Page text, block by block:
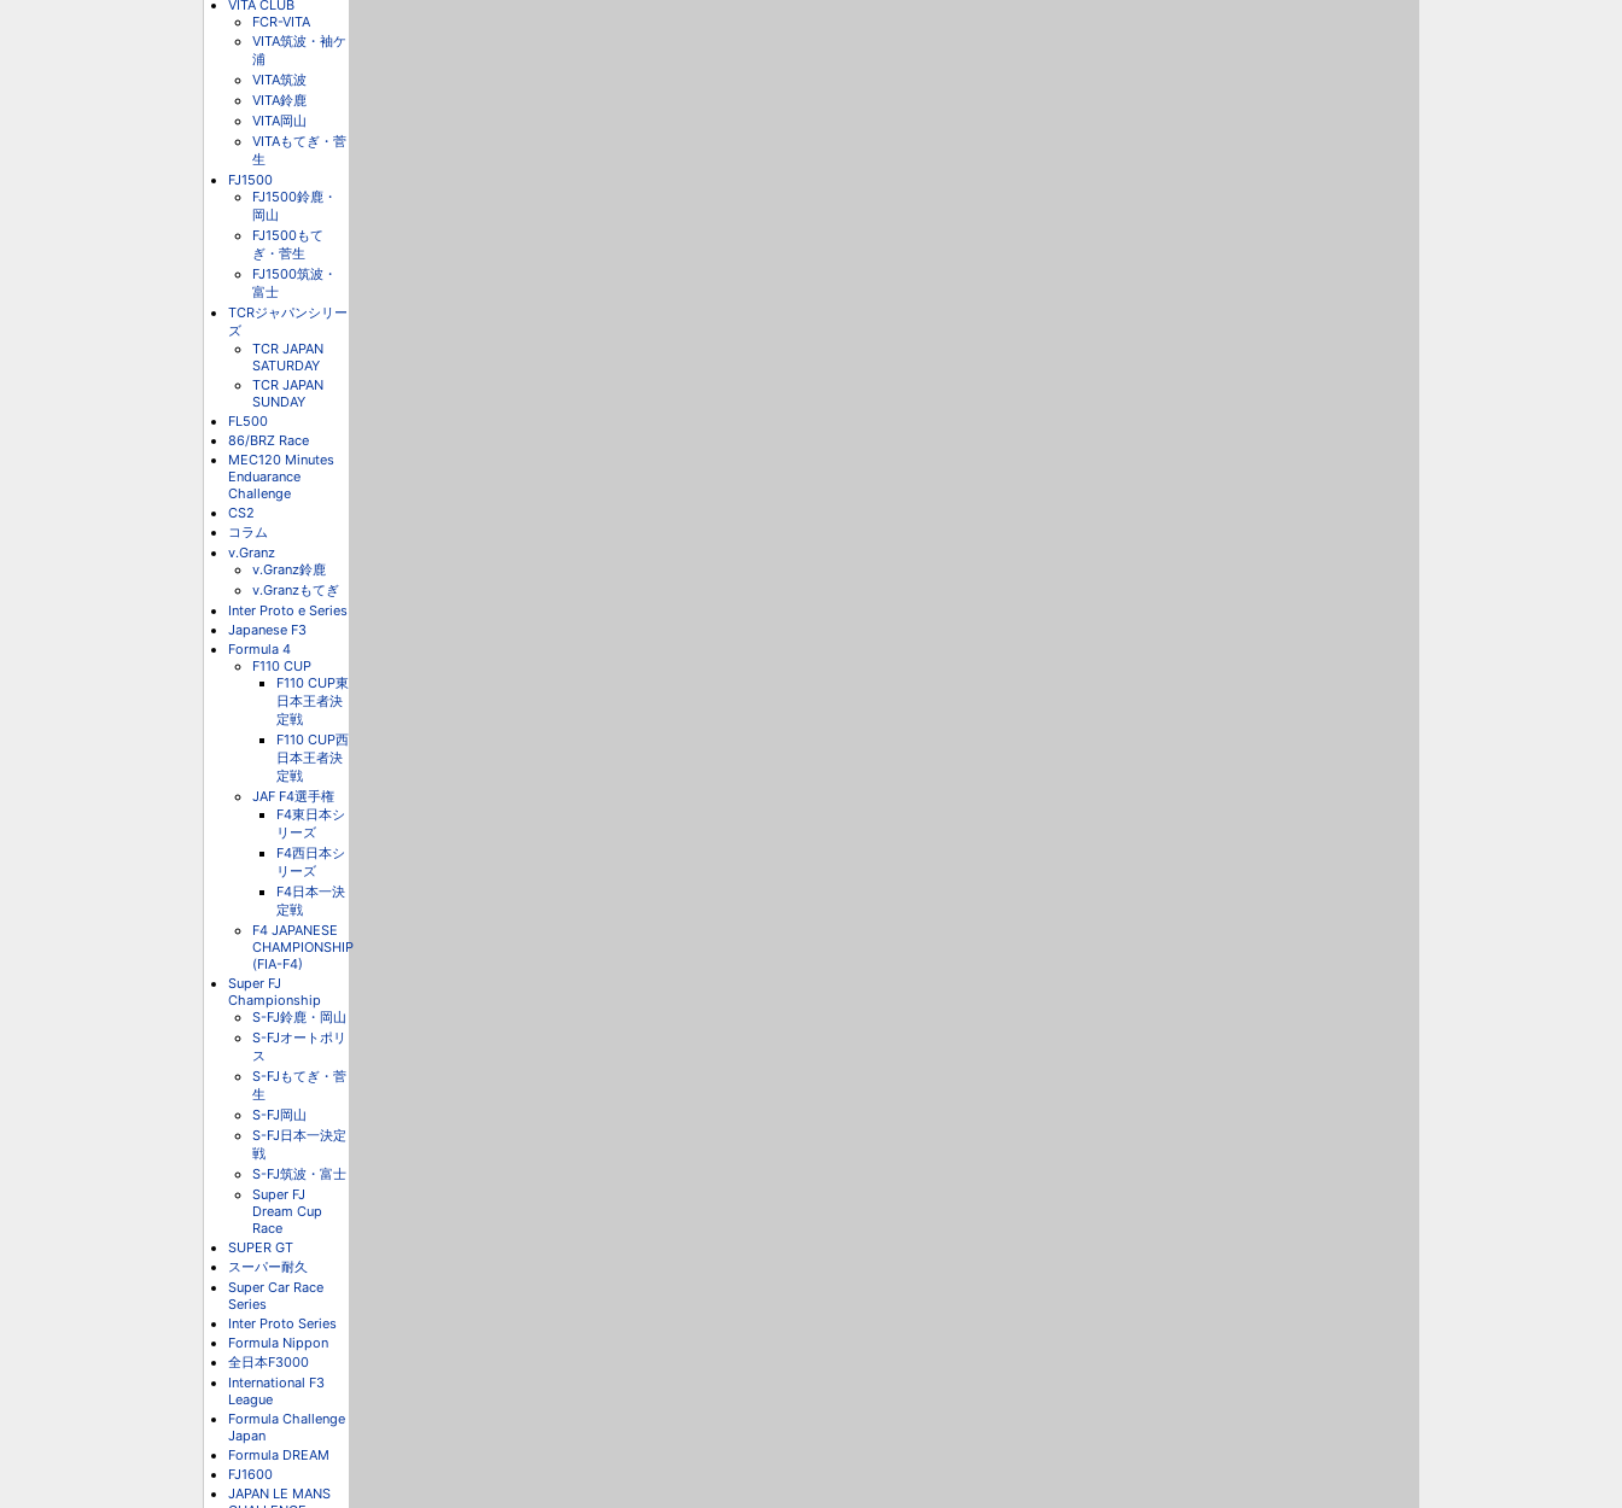
VITA CLUB
FCR-VITA
VITA筑波・袖ケ
浦
VITA筑波
VITA鈴鹿
VITA岡山
VITAもてぎ・菅
生
FJ1500
FJ1500鈴鹿・
岡山
FJ1500もて
ぎ・菅生
FJ1500筑波・
富士
TCRジャパンシリー
ズ
TCR JAPAN
SATURDAY
TCR JAPAN
SUNDAY
FL500
86/BRZ Race
MEC120 Minutes
Enduarance
Challenge
CS2
コラム
v.Granz
v.Granz鈴鹿
v.Granzもてぎ
Inter Proto e Series
Japanese F3
Formula 4
F110 CUP
F110 CUP東
日本王者決
定戦
F110 CUP西
日本王者決
定戦
JAF F4選手権
F4東日本シ
リーズ
F4西日本シ
リーズ
F4日本一決
定戦
F4 JAPANESE
CHAMPIONSHIP
(FIA-F4)
Super FJ
Championship
S-FJ鈴鹿・岡山
S-FJオートポリ
ス
S-FJもてぎ・菅
生
S-FJ岡山
S-FJ日本一決定
戦
S-FJ筑波・富士
Super FJ
Dream Cup
Race
SUPER GT
スーパー耐久
Super Car Race
Series
Inter Proto Series
Formula Nippon
全日本F3000
International F3
League
Formula Challenge
Japan
Formula DREAM
FJ1600
JAPAN LE MANS